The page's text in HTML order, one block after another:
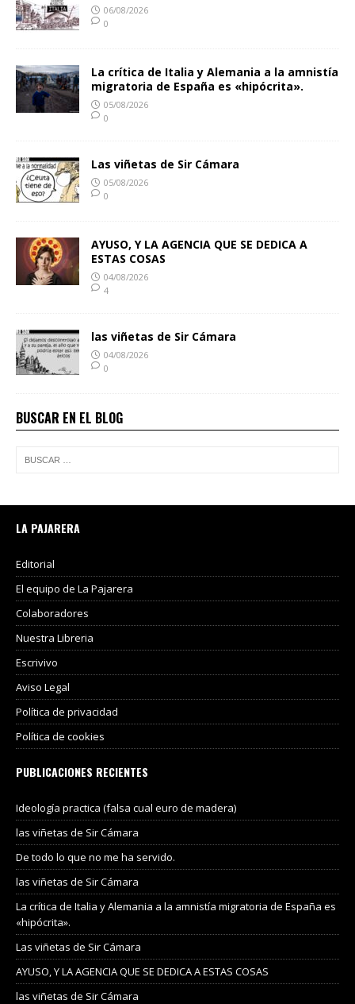
06/08/2026
0
La crítica de Italia y Alemania a la amnistía
migratoria de España es «hipócrita».
05/08/2026
0
Las viñetas de Sir Cámara
05/08/2026
0
AYUSO, Y LA AGENCIA QUE SE DEDICA A
ESTAS COSAS
04/08/2026
4
las viñetas de Sir Cámara
04/08/2026
0
BUSCAR EN EL BLOG
LA PAJARERA
Editorial
El equipo de La Pajarera
Colaboradores
Nuestra Libreria
Escrivivo
Aviso Legal
Política de privacidad
Política de cookies
PUBLICACIONES RECIENTES
Ideología practica (falsa cual euro de madera)
las viñetas de Sir Cámara
De todo lo que no me ha servido.
las viñetas de Sir Cámara
La crítica de Italia y Alemania a la amnistía migratoria de España es
«hipócrita».
Las viñetas de Sir Cámara
AYUSO, Y LA AGENCIA QUE SE DEDICA A ESTAS COSAS
las viñetas de Sir Cámara